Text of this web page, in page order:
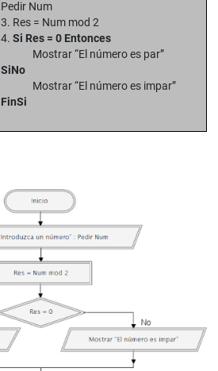
Pedir Num
3. Res = Num mod 2
4. Si Res = 0 Entonces
Mostrar “El número es par”
SiNo
Mostrar “El número es impar”
FinSi